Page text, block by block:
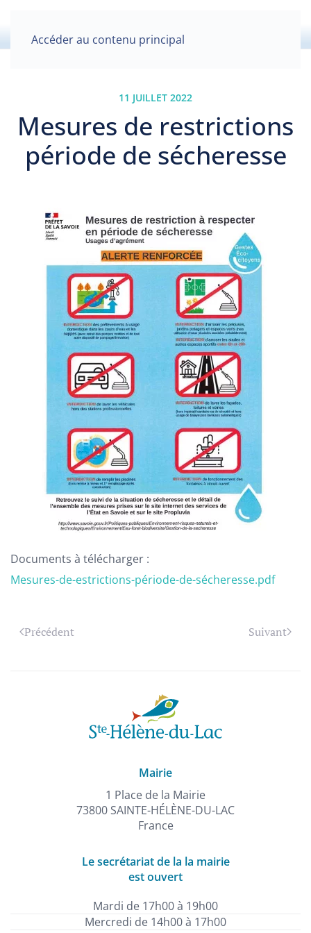
Accéder au contenu principal
11 JUILLET 2022
Mesures de restrictions
période de sécheresse
Documents à télécharger :
Mesures-de-estrictions-période-de-sécheresse.pdf
Précédent Suivant
Mairie
1 Place de la Mairie
73800 SAINTE-HÉLÈNE-DU-LAC
France
Le secrétariat de la la mairie
est ouvert
Mardi de 17h00 à 19h00
Mercredi de 14h00 à 17h00